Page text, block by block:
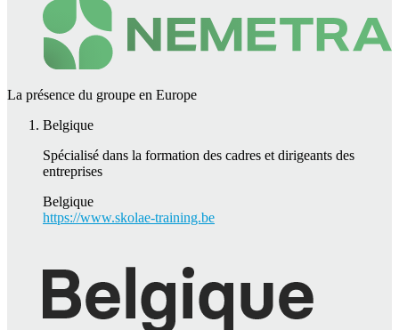
La présence du groupe en Europe
Belgique
Spécialisé dans la formation des cadres et dirigeants des
entreprises
Belgique
https://www.skolae-training.be